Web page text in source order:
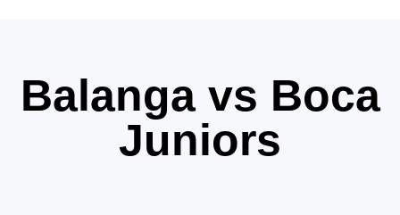
Balanga vs Boca
Juniors